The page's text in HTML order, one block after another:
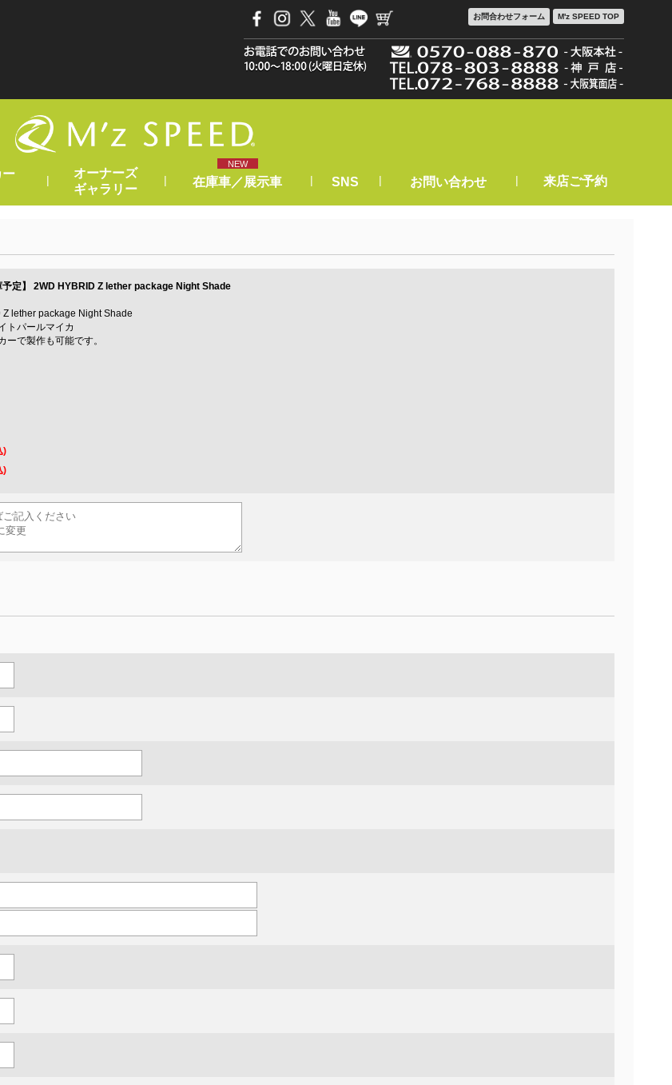
お問合わせフォーム M'z SPEED TOP
ー
|
オーナーズ
ギャラリー
|
NEW
在庫車／展示車 | SNS | お問い合わせ | 来店ご予約
定】 2WD HYBRID Z lether package Night Shade
lether package Night Shade
トパールマイカ
で製作も可能です。
)
)